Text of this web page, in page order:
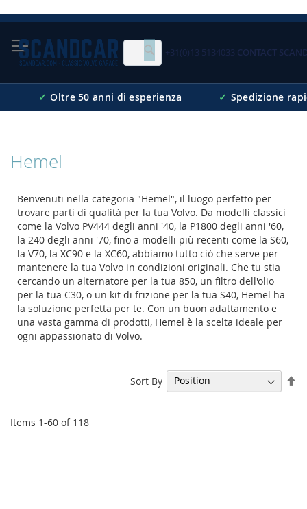
Skip
Content
Cerca
+31(0)13 5134033 CONTACT
✓ Oltre 50 anni di esperienza ✓ Spedizione
Hemel
Benvenuti nella categoria "Hemel", il luogo perfetto per
trovare parti di qualità per la tua Volvo. Da modelli classici
come la Volvo PV444 degli anni '40, la P1800 degli anni '60,
la 240 degli anni '70, fino a modelli più recenti come la S60,
la V70, la XC90 e la XC60, abbiamo tutto ciò che serve per
mantenere la tua Volvo in condizioni originali. Che tu stia
cercando un alternatore per la tua 850, un filtro dell'olio
per la tua C30, o un kit di frizione per la tua S40, Hemel ha
la soluzione perfetta per te. Con un buon adattamento e
una vasta gamma di prodotti, Hemel è la scelta ideale per
ogni appassionato di Volvo.
Items 1-60 of 118
Sort By